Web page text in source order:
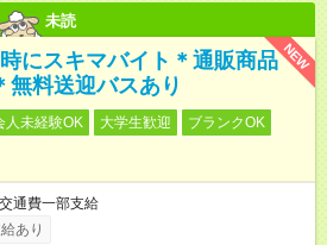
未読
NEW
にスキマバイト＊通販商品
無料送迎バスあり
人未経験OK 大学生歓迎
ブランクOK
通費一部支給
あり